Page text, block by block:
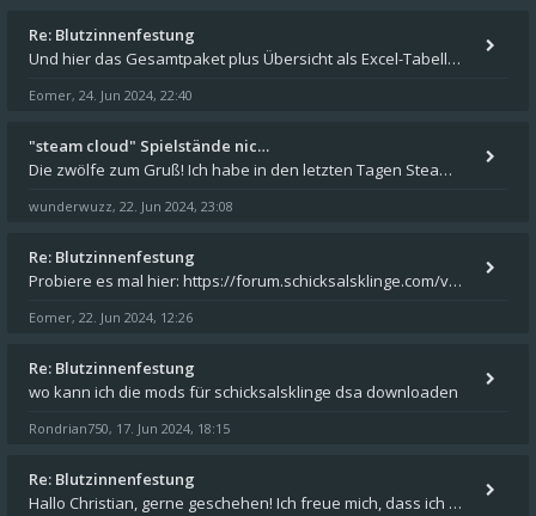
Re: Blutzinnenfestung
Und hier das Gesamtpaket plus Übersicht als Excel-Tabelle: https://forum.schicksalsklinge.com/viewtopic.php?f=239&t=156
Eomer, 24. Jun 2024, 22:40
"steam cloud" Spielstände nic…
Die zwölfe zum Gruß! Ich habe in den letzten Tagen Steam auf meinem Desktop PC mit Windows 11 installiert und über Steam
wunderwuzz, 22. Jun 2024, 23:08
Re: Blutzinnenfestung
Probiere es mal hier: https://forum.schicksalsklinge.com/viewtopic.php?f=239&t=15661
Eomer, 22. Jun 2024, 12:26
Re: Blutzinnenfestung
wo kann ich die mods für schicksalsklinge dsa downloaden
Rondrian750, 17. Jun 2024, 18:15
Re: Blutzinnenfestung
Hallo Christian, gerne geschehen! Ich freue mich, dass ich Dir weiterhelfen konnte - und das Forum weiter "lebt". Denn